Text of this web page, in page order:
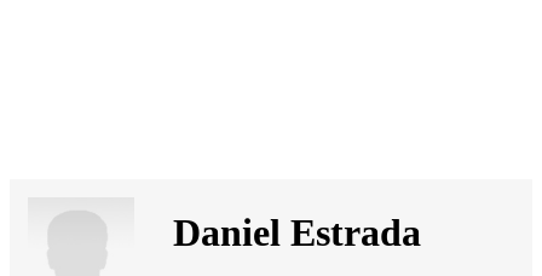
Daniel Estrada